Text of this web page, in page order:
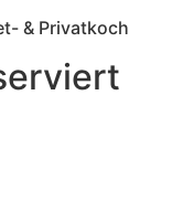
& Privatkoch